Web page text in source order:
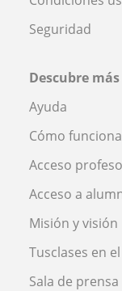
Seguridad
Descubre más
Ayuda
Cómo funciona
Acceso
Acceso a
Misión y visión
Tusclases en
Sala de prensa